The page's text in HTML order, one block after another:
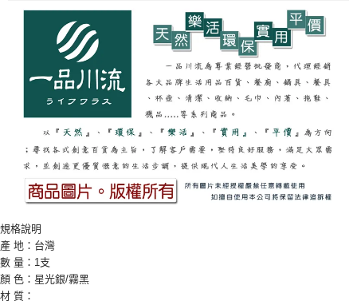
規格說明
產 地：台灣
數 量：1支
顏 色：星光銀/霧黑
材 質：